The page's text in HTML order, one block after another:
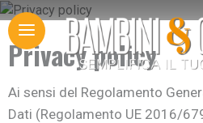
Privacy policy
Ai sensi del Regolamento
Dati (Regolamento UE 2016/